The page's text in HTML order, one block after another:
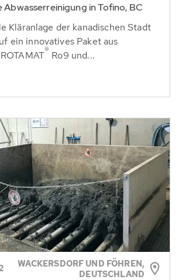
Abwasserreinigung in Tofino, BC
Kläranlage der kanadischen Stadt
ein innovatives Paket aus
® Ro9 und...
WACKERSDORF UND FÖHREN,
DEUTSCHLAND